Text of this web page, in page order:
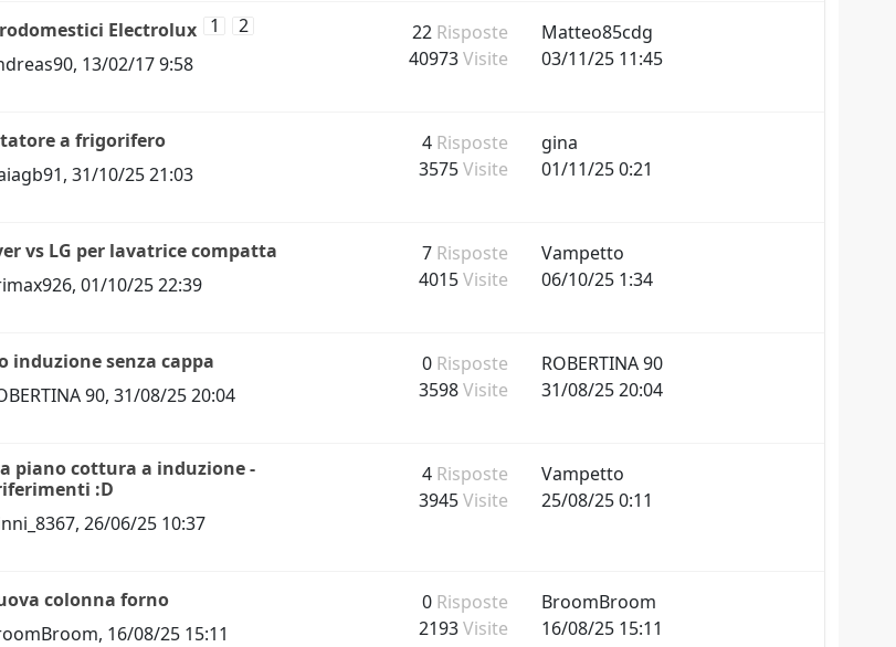
Electrolux 1
2
, 13/02/17 9:58
22 Risposte
40973Visite
Matteo85cdg
03/11/25 11:45
a frigorifero
,31/10/25 21:03
4 Risposte
3575Visite
gina
01/11/25 0:21
vs LG per lavatrice compatta
,01/10/25 22:39
7 Risposte
4015Visite
Vampetto
06/10/25 1:34
induzione senza cappa
90,31/08/25 20:04
0 Risposte
3598Visite
ROBERTINA 90
31/08/25 20:04
piano cottura a induzione -
:D
,26/06/25 10:37
4 Risposte
3945Visite
Vampetto
25/08/25 0:11
colonna forno
, 16/08/25 15:11
0 Risposte
2193Visite
BroomBroom
16/08/25 15:11